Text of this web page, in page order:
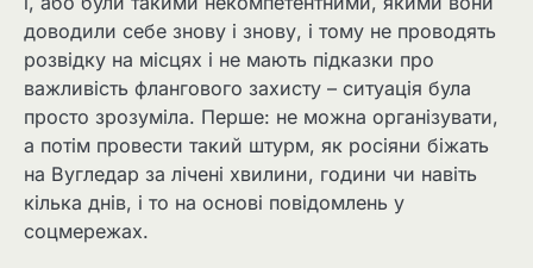
доводили себе знову і знову, і тому не проводять
розвідку на місцях і не мають підказки про
важливість флангового захисту – ситуація була
просто зрозуміла. Перше: не можна організувати,
а потім провести такий штурм, як росіяни біжать
на Вугледар за лічені хвилини, години чи навіть
кілька днів, і то на основі повідомлень у
соцмережах.